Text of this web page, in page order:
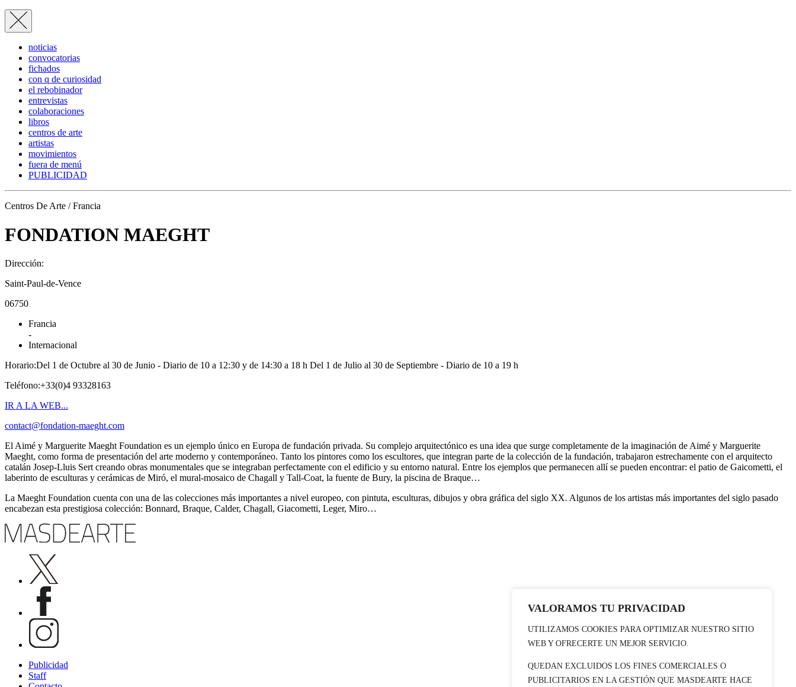
VALORAMOS TU PRIVACIDAD
UTILIZAMOS COOKIES PARA OPTIMIZAR NUESTRO SITIO
WEB Y OFRECERTE UN MEJOR SERVICIO.
QUEDAN EXCLUIDOS LOS FINES COMERCIALES O
PUBLICITARIOS EN LA GESTIÓN QUE MASDEARTE HACE
noticias
convocatorias
fichados
con q de curiosidad
el rebobinador
entrevistas
colaboraciones
libros
centros de arte
artistas
movimientos
fuera de menú
PUBLICIDAD
Centros De Arte / Francia
FONDATION MAEGHT
Dirección:
Saint-Paul-de-Vence
06750
Francia
-
Internacional
Horario:Del 1 de Octubre al 30 de Junio - Diario de 10 a 12:30 y de 14:30 a 18 h Del 1 de Julio al 30 de Septiembre - Diario de 10 a 19 h
Teléfono:+33(0)4 93328163
IR A LA WEB...
contact@fondation-maeght.com
El Aimé y Marguerite Maeght Foundation es un ejemplo único en Europa de fundación privada. Su complejo arquitectónico es una idea que surge completamente de la imaginación de Aimé y Marguerite
Maeght, como forma de presentación del arte moderno y contemporáneo. Tanto los pintores como los escultores, que integran parte de la colección de la fundación, trabajaron estrechamente con el arquitecto
catalán Josep-Lluis Sert creando obras monumentales que se integraban perfectamente con el edificio y su entorno natural. Entre los ejemplos que permanecen allí se pueden encontrar: el patio de Gaicometti, el
laberinto de esculturas y cerámicas de Miró, el mural-mosaico de Chagall y Tall-Coat, la fuente de Bury, la piscina de Braque…
La Maeght Foundation cuenta con una de las colecciones más importantes a nivel europeo, con pintuta, esculturas, dibujos y obra gráfica del siglo XX. Algunos de los artistas más importantes del siglo pasado
encabezan esta prestigiosa colección: Bonnard, Braque, Calder, Chagall, Giacometti, Leger, Miro…
Publicidad
Staff